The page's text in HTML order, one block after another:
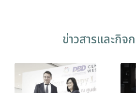
ข่าวสารและกิจ